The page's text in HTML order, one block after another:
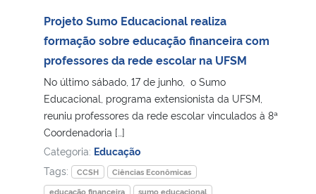
Projeto Sumo Educacional realiza
formação sobre educação financeira com
professores da rede escolar na UFSM
No último sábado, 17 de junho, o Sumo
Educacional, programa extensionista da UFSM,
reuniu professores da rede escolar vinculados à 8ª
Coordenadoria […]
Categoria: Educação
Tags:
CCSH
Ciências Econômicas
educação financeira
sumo educacional